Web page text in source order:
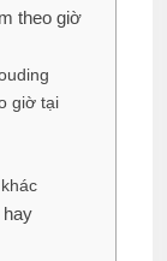
theo giờ
giờ tại
hay